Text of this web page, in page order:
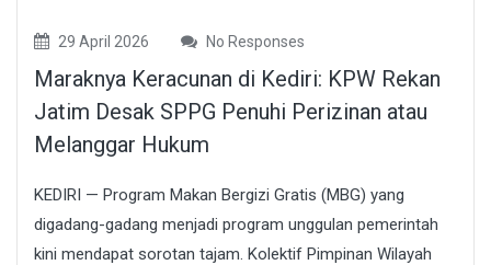
29 April 2026 No Responses
Maraknya Keracunan di Kediri: KPW Rekan
Jatim Desak SPPG Penuhi Perizinan atau
Melanggar Hukum
KEDIRI — Program Makan Bergizi Gratis (MBG) yang
digadang-gadang menjadi program unggulan pemerintah
kini mendapat sorotan tajam. Kolektif Pimpinan Wilayah